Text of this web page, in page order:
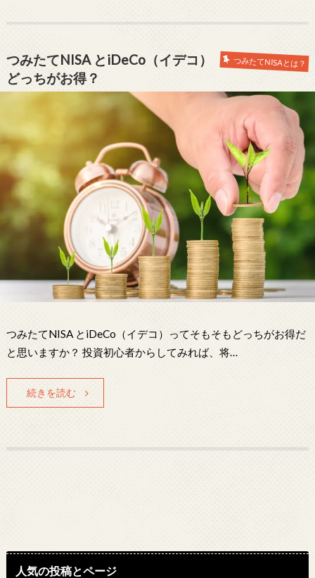
つみたてNISAとは？
つみたてNISA とiDeCo（イデコ）
どっちがお得？
つみたてNISA とiDeCo（イデコ）ってそもそもどっちがお得だ
と思いますか？ 投資初心者からしてみれば、将…
続きを読む
人気の投稿とページ